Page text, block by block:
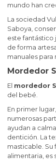
mundo han
La sociedad
Saboya,
este fantástico
de forma
manuales para
Mordedor
El mordedor
del bebé.
En primer
numerosas
ayudan a
dentición. La
masticable. Su
alimentaria, es